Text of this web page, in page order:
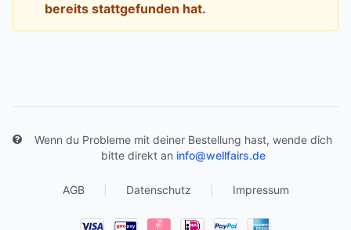
bereits stattgefunden hat.
Wenn du Probleme mit deiner Bestellung hast, wende dich
bitte direkt an info@wellfairs.de
AGB Datenschutz Impressum